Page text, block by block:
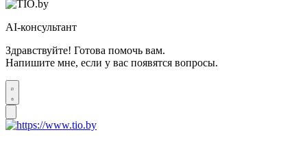
AI-консультант
Здравствуйте! Готова помочь вам.
Напишите мне, если у вас появятся вопросы.